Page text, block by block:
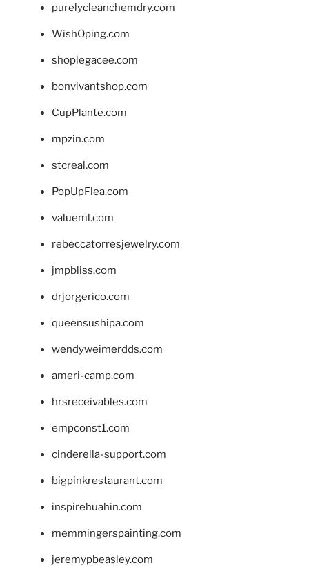
purelycleanchemdry.com
WishOping.com
shoplegacee.com
bonvivantshop.com
CupPlante.com
mpzin.com
stcreal.com
PopUpFlea.com
valueml.com
rebeccatorresjewelry.com
jmpbliss.com
drjorgerico.com
queensushipa.com
wendyweimerdds.com
ameri-camp.com
hrsreceivables.com
empconst1.com
cinderella-support.com
bigpinkrestaurant.com
inspirehuahin.com
memmingerspainting.com
jeremypbeasley.com